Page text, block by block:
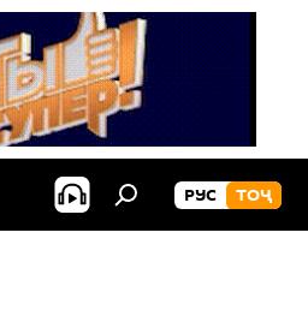
РУС ТОҶ